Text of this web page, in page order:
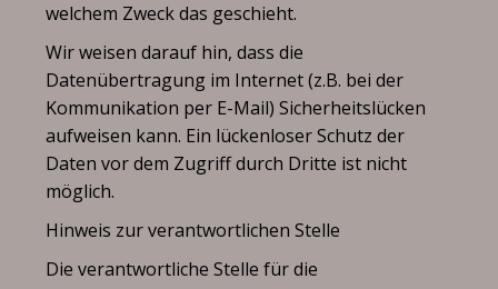
welchem Zweck das geschieht.
Wir weisen darauf hin, dass die
Datenübertragung im Internet (z.B. bei der
Kommunikation per E-Mail) Sicherheitslücken
aufweisen kann. Ein lückenloser Schutz der
Daten vor dem Zugriff durch Dritte ist nicht
möglich.
Hinweis zur verantwortlichen Stelle
Die verantwortliche Stelle für die